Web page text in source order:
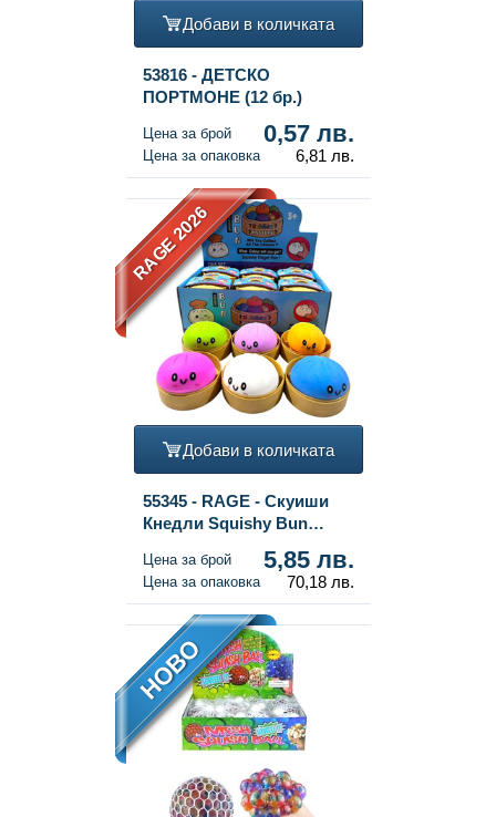
Добави в количката
53816 - ДЕТСКО
ПОРТМОНЕ (12 бр.)
Цена за брой 0,57 лв.
Цена за опаковка 6,81 лв.
RAGE 2026
Добави в количката
55345 - RAGE - Скуиши
Кнедли Squishy Bun
см) - Вирална Фиджет
Играчка 2026 (12 бр.)
Цена за брой 5,85 лв.
Цена за опаковка 70,18 лв.
НОВО